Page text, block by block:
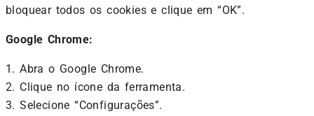
bloquear todos os cookies e clique em “OK”.
Google Chrome:
1. Abra o Google Chrome.
2. Clique no ícone da ferramenta.
3. Selecione “Configurações”.